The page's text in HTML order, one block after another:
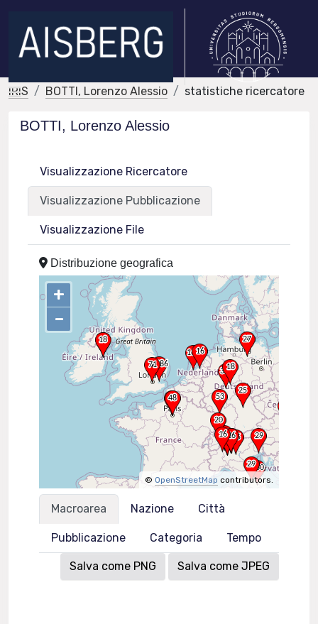
IRIS BOTTI, Lorenzo Alessio statistiche ricercatore
BOTTI, Lorenzo Alessio
Visualizzazione Ricercatore
Visualizzazione Pubblicazione
Visualizzazione File
Distribuzione geografica
+
–
© OpenStreetMap contributors.
Macroarea Nazione Città
Pubblicazione Categoria Tempo
Salva come PNG Salva come JPEG